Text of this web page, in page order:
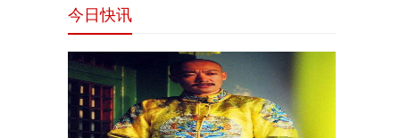
今日快讯